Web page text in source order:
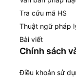
Tra cứu mã HS
Thuật ngữ pháp
Bài viết
Chính sách
Điều khoản sử